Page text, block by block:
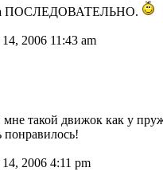
ПОСЛЕДОВАТЕЛЬНО.
2006 11:43 am
такой движок как у
2006 4:11 pm